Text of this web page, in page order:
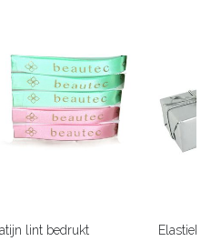
lint bedrukt
Elastiek